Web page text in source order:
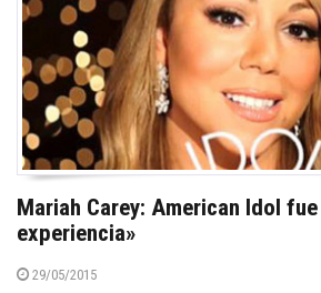
Mariah Carey: American Idol
experiencia»
29/05/2015